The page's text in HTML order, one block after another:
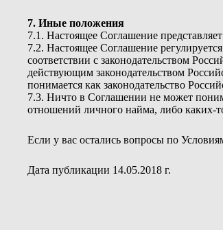
7. Иные положения
7.1. Настоящее Соглашение
7.2. Настоящее Соглашение
соответствии с законодательством
действующим законодательством
понимается как законодательство
7.3. Ничто в Соглашении не может
отношений личного найма, либо
Если у вас остались вопросы по
Дата публикации 14.05.2018 г.